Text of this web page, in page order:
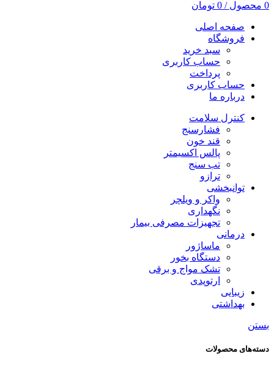
0 محصول /
0 تومان
صفحه اصلی
فروشگاه
سبد خرید
حساب کاربری
پرداخت
حساب کاربری
درباره ما
کنترل سلامت
فشارسنج
قند خون
پالس اکسیمتر
تب سنج
ترازو
توانبخشی
واکر و ویلچر
نگهداری
تجهیزات مصرفی بیمار
درمانی
ماساژور
دستگاه بخور
تشک مواج و برقی
ارتوپدی
زیبایی
بهداشتی
بستن
دسته‌های محصولات